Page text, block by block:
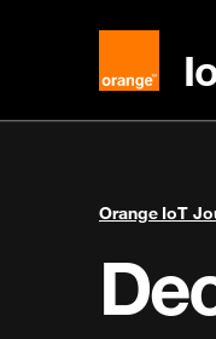
You are here:
Orange IoT